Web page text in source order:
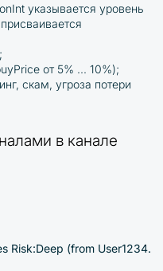
указывается уровень
от 5% ... 10%);
скам, угроза потери
в канале
Risk:Deep (from User1234.